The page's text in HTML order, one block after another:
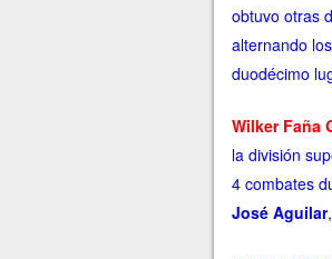
obtuvo otras
alternando
duodécimo
Wilker Faña
la división
4 combates
José Aguilar